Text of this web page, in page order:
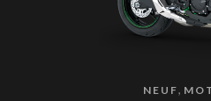
NEUF,